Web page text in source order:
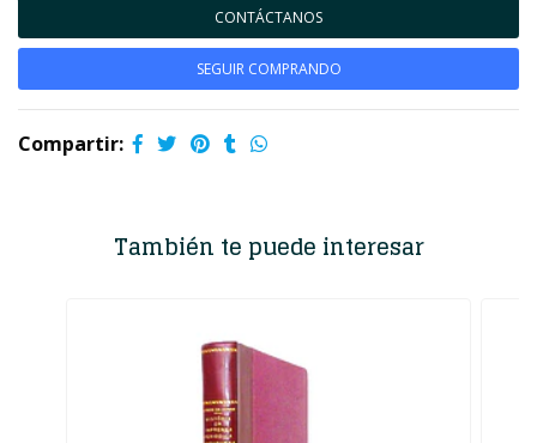
CONTÁCTANOS
SEGUIR COMPRANDO
Compartir:
También te puede interesar